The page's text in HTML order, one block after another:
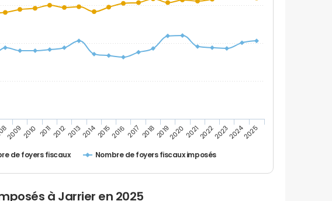
de foyers fiscaux Nombre de foyers fiscaux imposés
20092010 201120122013201420152016 2017 20182019202020212022202320242025
à Jarrier en 2025